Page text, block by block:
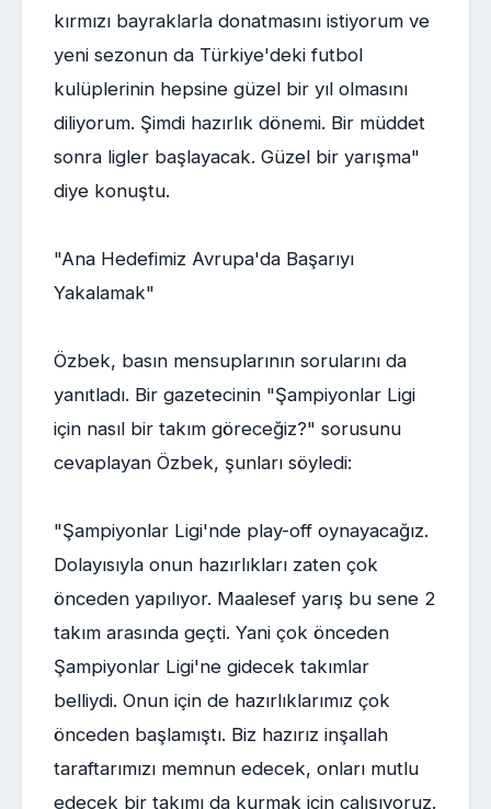
kırmızı bayraklarla donatmasını istiyorum ve
yeni sezonun da Türkiye'deki futbol
kulüplerinin hepsine güzel bir yıl olmasını
diliyorum. Şimdi hazırlık dönemi. Bir müddet
sonra ligler başlayacak. Güzel bir yarışma"
diye konuştu.
"Ana Hedefimiz Avrupa'da Başarıyı
Yakalamak"
Özbek, basın mensuplarının sorularını da
yanıtladı. Bir gazetecinin "Şampiyonlar Ligi
için nasıl bir takım göreceğiz?" sorusunu
cevaplayan Özbek, şunları söyledi:
"Şampiyonlar Ligi'nde play-off oynayacağız.
Dolayısıyla onun hazırlıkları zaten çok
önceden yapılıyor. Maalesef yarış bu sene 2
takım arasında geçti. Yani çok önceden
Şampiyonlar Ligi'ne gidecek takımlar
belliydi. Onun için de hazırlıklarımız çok
önceden başlamıştı. Biz hazırız inşallah
taraftarımızı memnun edecek, onları mutlu
edecek bir takımı da kurmak için çalışıyoruz.